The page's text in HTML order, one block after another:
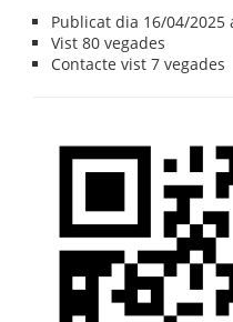
Publicat dia 16/04/2025
Vist80 vegades
Contacte vist7 vegades